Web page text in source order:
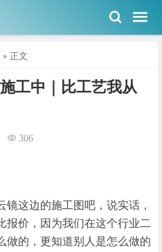
» 正文
工中｜比工艺我从
306
这边的施工图吧，说实话，
报价，因为我们在这个行业二
做的，更知道别人是怎么做的